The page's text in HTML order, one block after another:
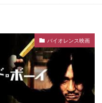
バイオレンス映画